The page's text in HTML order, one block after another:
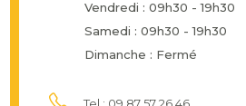
Vendredi : 09h30 - 19h30
Samedi : 09h30 - 19h30
Dimanche : Fermé